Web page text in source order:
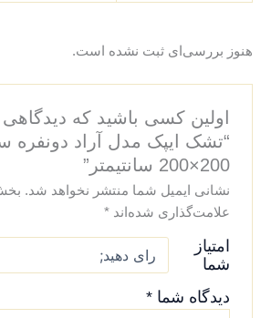
هنوز بررسی‌ای ثبت نشده است.
اولین کسی باشید که
“تشک ایپک مدل آراد دونفره
200×200 سانتیمتر”
نشانی ایمیل شما منتشر نخواهد شد.
علامت‌گذاری شده‌اند*
امتیاز
شما
دیدگاه شما*